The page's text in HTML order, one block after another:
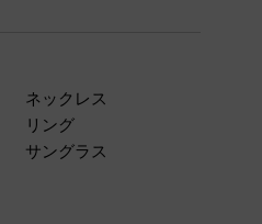
ネックレス
リング
サングラス